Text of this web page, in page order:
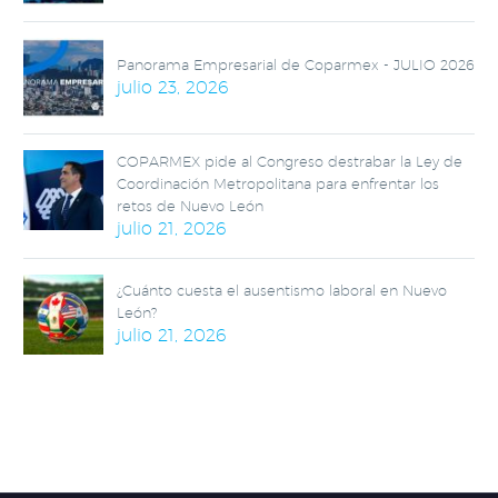
Panorama Empresarial de Coparmex - JULIO 2026
julio 23, 2026
COPARMEX pide al Congreso destrabar la Ley de
Coordinación Metropolitana para enfrentar los
retos de Nuevo León
julio 21, 2026
¿Cuánto cuesta el ausentismo laboral en Nuevo
León?
julio 21, 2026